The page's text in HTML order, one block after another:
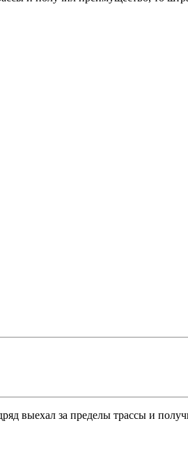
выехал за пределы трассы и